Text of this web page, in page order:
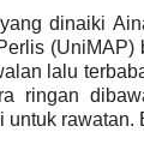
dinaiki
(UniMAP)
lalu
ringan
untuk rawatan.